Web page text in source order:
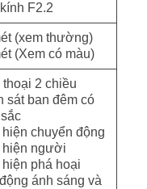
F2.2
(xem thường)
(Xem có màu)
2 chiều
sát ban đêm có
hiện chuyển động
hiện người
hiện phá hoại
ánh sáng và